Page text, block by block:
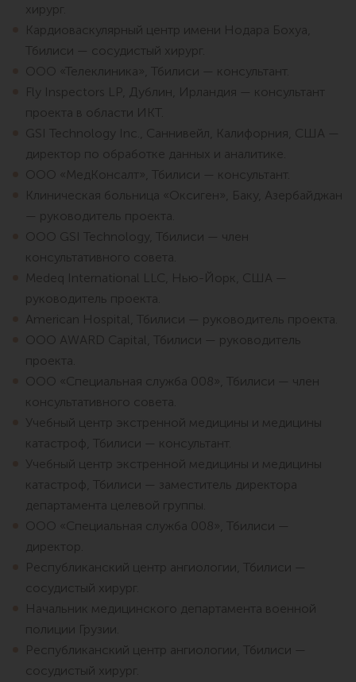
хирург.
Кардиоваскулярный центр имени Нодара Бохуа,
Тбилиси — сосудистый хирург.
ООО «Телеклиника», Тбилиси — консультант.
Fly Inspectors LP, Дублин, Ирландия — консультант
проекта в области ИКТ.
GSI Technology Inc., Саннивейл, Калифорния, США —
директор по обработке данных и аналитике.
ООО «МедКонсалт», Тбилиси — консультант.
Клиническая больница «Оксиген», Баку, Азербайджан
— руководитель проекта.
ООО GSI Technology, Тбилиси — член
консультативного совета.
Medeq International LLC, Нью-Йорк, США —
руководитель проекта.
American Hospital, Тбилиси — руководитель проекта.
ООО AWARD Capital, Тбилиси — руководитель
проекта.
ООО «Специальная служба 008», Тбилиси — член
консультативного совета.
Учебный центр экстренной медицины и медицины
катастроф, Тбилиси — консультант.
Учебный центр экстренной медицины и медицины
катастроф, Тбилиси — заместитель директора
департамента целевой группы.
ООО «Специальная служба 008», Тбилиси —
директор.
Республиканский центр ангиологии, Тбилиси —
сосудистый хирург.
Начальник медицинского департамента военной
полиции Грузии.
Республиканский центр ангиологии, Тбилиси —
сосудистый хирург.